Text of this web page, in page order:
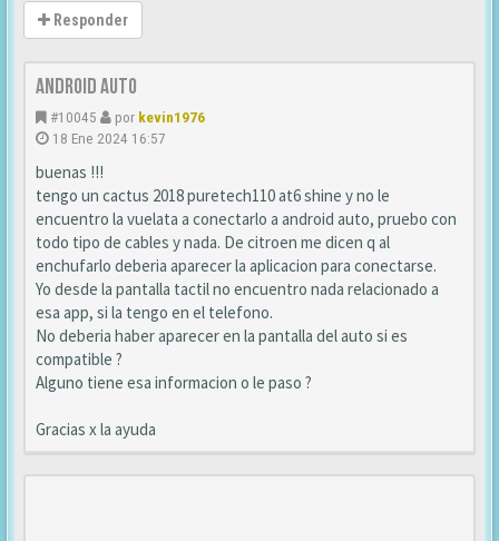
Responder
android auto
#10045 por kevin1976
18 Ene 2024 16:57
buenas !!!
tengo un cactus 2018 puretech110 at6 shine y no le
encuentro la vuelata a conectarlo a android auto, pruebo con
todo tipo de cables y nada. De citroen me dicen q al
enchufarlo deberia aparecer la aplicacion para conectarse.
Yo desde la pantalla tactil no encuentro nada relacionado a
esa app, si la tengo en el telefono.
No deberia haber aparecer en la pantalla del auto si es
compatible ?
Alguno tiene esa informacion o le paso ?
Gracias x la ayuda